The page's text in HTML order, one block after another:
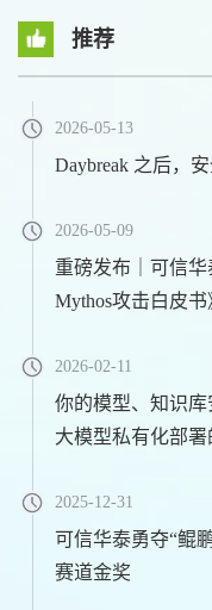
推荐
2026-05-13
Daybreak 之后，
2026-05-09
重磅发布｜可信华
Mythos攻击白皮书
2026-02-11
你的模型、知识
大模型私有化部
2025-12-31
可信华泰勇夺“鲲
赛道金奖